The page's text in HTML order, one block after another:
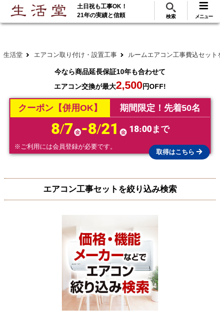
ご利用 288万･工事実績117万件! 無料見積
土日祝も工事OK！
21年の実績と信頼
検索 メニュー
生活堂 エアコン取り付け・設置工事 ルームエアコン工事費込セット
今なら商品延長保証10年も合わせて
エアコン交換が最大2,500円OFF!
クーポン【併用OK】 期間限定！先着50名
8/7 金-8/21 金 18:00まで
取得はこちら
※ご利用には会員登録が必要です。
エアコン工事セットを絞り込み検索